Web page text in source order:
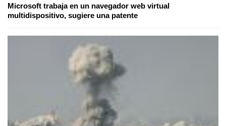
Microsoft trabaja en un navegador web virtual
multidispositivo, sugiere una patente